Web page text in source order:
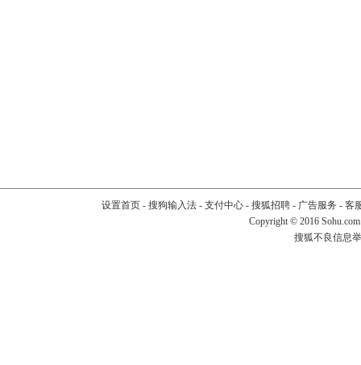
设置首页- 搜狗输入法- 支付中心- 搜狐招聘- 广告服务 - 客
Copyright © 2016
搜狐不良信息